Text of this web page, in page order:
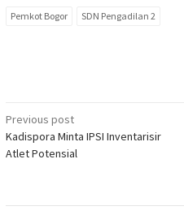
Pemkot Bogor SDN Pengadilan 2
Post
navigation
Previous post
Kadispora Minta IPSI Inventarisir
Atlet Potensial